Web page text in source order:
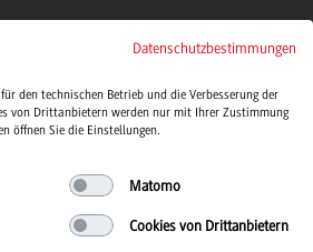
Datenschutzbestimmungen
den technischen Betrieb und die Verbesserung der
von Drittanbietern werden nur mit Ihrer Zustimmung
öffnen Sie die Einstellungen.
Matomo
Cookies von Drittanbietern